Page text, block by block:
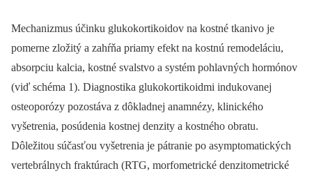
Mechanizmus účinku glukokortikoidov na kostné tkanivo je
pomerne zložitý a zahŕňa priamy efekt na kostnú remodeláciu,
absorpciu kalcia, kostné svalstvo a sy­stém pohlavných hormónov
(viď schéma 1). Diagnostika glukokortikoidmi indukovanej
osteoporózy pozostáva z dôkladnej anamnézy, klinického
vyšetrenia, posúdenia kostnej denzity a kostného obratu.
Dôležitou súčasťou vyšetrenia je pátranie po asymptomatických
vertebrálnych fraktúrach (RTG, morfometrické denzitometrické